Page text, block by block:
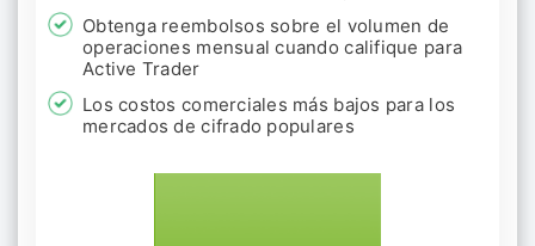
Obtenga reembolsos sobre el volumen de
operaciones mensual cuando califique para
Active Trader
Los costos comerciales más bajos para los
mercados de cifrado populares